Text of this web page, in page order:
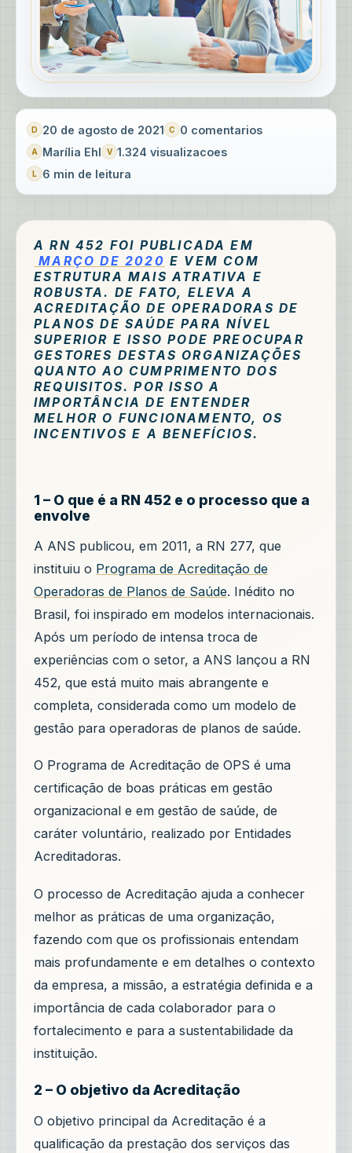
20 de agosto de 2021
0 comentarios
Marília Ehl
1.324 visualizacoes
6 min de leitura
A RN 452 FOI PUBLICADA EM
MARÇO DE 2020 E VEMCOM
ESTRUTURA MAIS ATRATIVA E
ROBUSTA. DE FATO, ELEVA A
ACREDITAÇÃO DE OPERADORAS DE
PLANOS DE SAÚDE PARA NÍVEL
SUPERIOR E ISSO PODE PREOCUPAR
GESTORES DESTAS ORGANIZAÇÕES
QUANTO AO CUMPRIMENTO DOS
REQUISITOS. POR ISSO A
IMPORTÂNCIA DE ENTENDER
MELHOR O FUNCIONAMENTO, OS
INCENTIVOS E A BENEFÍCIOS.
1 – O que é a RN 452 e o processo que a
envolve
A ANS publicou, em 2011, a RN 277, que
instituiu o Programa de Acreditação de
Operadoras de Planos de Saúde. Inédito no
Brasil, foi inspirado em modelos internacionais.
Após um período de intensa troca de
experiências com o setor, a ANS lançou a RN
452, que está muito mais abrangente e
completa, considerada como um modelo de
gestão para operadoras de planos de saúde.
O Programa de Acreditação de OPS é uma
certificação de boas práticas em gestão
organizacional e em gestão de saúde, de
caráter voluntário, realizado por Entidades
Acreditadoras.
O processo de Acreditação ajuda a conhecer
melhor as práticas de uma organização,
fazendo com que os profissionais entendam
mais profundamente e em detalhes o contexto
da empresa, a missão, a estratégia definida e a
importância de cada colaborador para o
fortalecimento e para a sustentabilidade da
instituição.
2 – O objetivo da Acreditação
O objetivo principal da Acreditação é a
qualificação da prestação dos serviços das